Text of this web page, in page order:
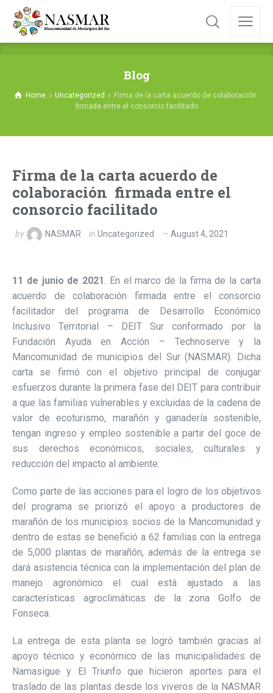
Blog
Home Uncategorized
Firma de la carta acuerdo de colaboración
firmada entre el consorcio facilitado
Firma de la carta acuerdo de
colaboración firmada entre el
consorcio facilitado
by NASMAR in Uncategorized August 4, 2021
11 de junio de 2021. En el marco de la firma de la carta
acuerdo de colaboración firmada entre el consorcio
facilitador del programa de Desarrollo Económico
Inclusivo Territorial – DEIT Sur conformado por la
Fundación Ayuda en Acción – Technoserve y la
Mancomunidad de municipios del Sur (NASMAR). Dicha
carta se firmó con el objetivo principal de conjugar
esfuerzos durante la primera fase del DEIT para contribuir
a que las familias vulnerables y excluidas de la cadena de
valor de ecoturismo, marañón y ganadería sostenible,
tengan ingreso y empleo sostenible a partir del goce de
sus derechos económicos, sociales, culturales y
reducción del impacto al ambiente.
Como parte de las acciones para el logro de los objetivos
del programa se priorizó el apoyo a productores de
marañón de los municipios socios de la Mancomunidad y
dentro de estas se benefició a 62 familias con la entrega
de 5,000 plantas de marañón, además de la entrega se
dará asistencia técnica con la implementación del plan de
manejo agronómico el cual está ajustado a las
características agroclimáticas de la zona Golfo de
Fonseca.
La entrega de esta planta se logró también gracias al
apoyo técnico y económico de las municipalidades de
Namasigue y El Triunfo que hicieron aportes para el
traslado de las plantas desde los viveros de la NASMAR